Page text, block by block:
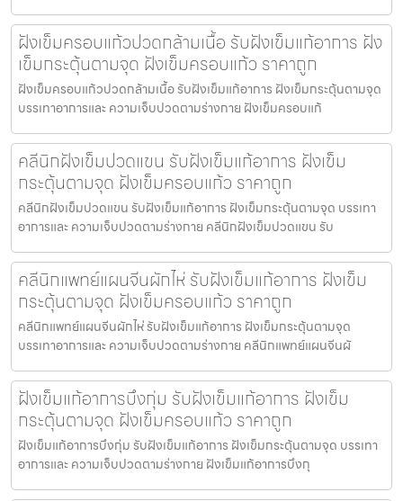
ฝังเข็มครอบแก้วปวดกล้ามเนื้อ รับฝังเข็มแก้อาการ ฝัง
เข็มกระตุ้นตามจุด ฝังเข็มครอบแก้ว ราคาถูก
ฝังเข็มครอบแก้วปวดกล้ามเนื้อ รับฝังเข็มแก้อาการ ฝังเข็มกระตุ้นตามจุด
บรรเทาอาการและ ความเจ็บปวดตามร่างกาย ฝังเข็มครอบแก้
คลีนิกฝังเข็มปวดแขน รับฝังเข็มแก้อาการ ฝังเข็ม
กระตุ้นตามจุด ฝังเข็มครอบแก้ว ราคาถูก
คลีนิกฝังเข็มปวดแขน รับฝังเข็มแก้อาการ ฝังเข็มกระตุ้นตามจุด บรรเทา
อาการและ ความเจ็บปวดตามร่างกาย คลีนิกฝังเข็มปวดแขน รับ
คลีนิกแพทย์แผนจีนผักไห่ รับฝังเข็มแก้อาการ ฝังเข็ม
กระตุ้นตามจุด ฝังเข็มครอบแก้ว ราคาถูก
คลีนิกแพทย์แผนจีนผักไห่ รับฝังเข็มแก้อาการ ฝังเข็มกระตุ้นตามจุด
บรรเทาอาการและ ความเจ็บปวดตามร่างกาย คลีนิกแพทย์แผนจีนผั
ฝังเข็มแก้อาการบึงกุ่ม รับฝังเข็มแก้อาการ ฝังเข็ม
กระตุ้นตามจุด ฝังเข็มครอบแก้ว ราคาถูก
ฝังเข็มแก้อาการบึงกุ่ม รับฝังเข็มแก้อาการ ฝังเข็มกระตุ้นตามจุด บรรเทา
อาการและ ความเจ็บปวดตามร่างกาย ฝังเข็มแก้อาการบึงกุ